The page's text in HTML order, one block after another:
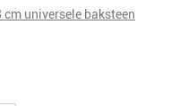
universele baksteen